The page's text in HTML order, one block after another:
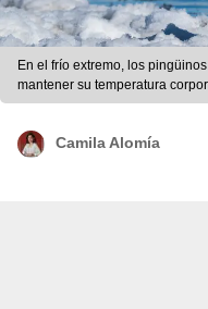
En el frío extremo, los
mantener su temperatura
Camila Alomía